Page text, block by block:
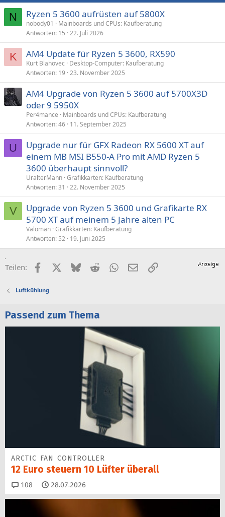
N Ryzen 5 3600 aufrüsten auf 5800X
nobody01
Mainboards und CPUs: Kaufberatung
Antworten 15 22. Juli 2026
K AM4 Update für Ryzen 5 3600, RX590
Kurt Blahovec
Desktop-Computer: Kaufberatung
Antworten 19 23. November 2025
AM4 Upgrade von Ryzen 5 3600 auf 5700X3D
oder 9 5950X
Per4mance
Mainboards und CPUs: Kaufberatung
Antworten 46 11. September 2025
U
Upgrade nur für GFX Radeon RX 5600 XT auf
einem MB MSI B550-A Pro mit AMD Ryzen 5
3600 überhaupt sinnvoll?
UralterMann Grafikkarten: Kaufberatung
Antworten 31 22. November 2025
V
Upgrade von Ryzen 5 3600 und Grafikarte RX
5700 XT auf meinem 5 Jahre alten PC
Valoman Grafikkarten: Kaufberatung
Antworten 52 19. Juni 2025
Teilen: FacebookX (Twitter)
BlueskyRedditWhatsApp
E-MailLink
Luftkühlung
Passend zum Thema
ARCTIC FAN CONTROLLER
12 Euro steuern 10 Lüfter überall
108 Kommentare
28.07.2026